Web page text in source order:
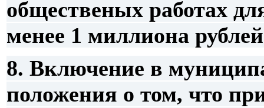
общественых работах
менее 1 миллиона
8. Включение в
положения о том, что